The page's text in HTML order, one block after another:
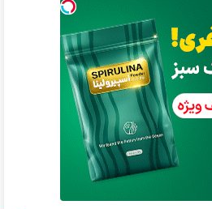
منو ببخش
هرکاری کردم نشد
پسره ایده عالت نشد
فامیلامون اوکی نیسم
فازه منفی ازشون
لحظه ام ازت دور باشم
حتی مجبور باشم
نداشت من برسم اینجا